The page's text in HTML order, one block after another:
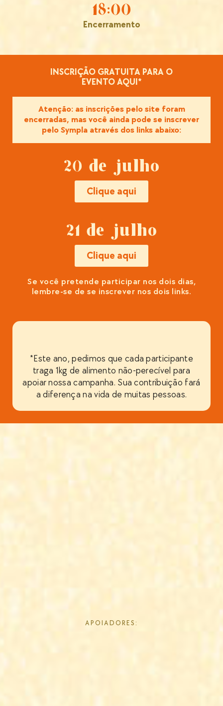
18:00
Encerramento
INSCRIÇÃO GRATUITA PARA O
EVENTO AQUI*
Atenção: as inscrições pelo site foram
encerradas, mas você ainda pode se inscrever
pelo Sympla através dos links abaixo:
20 de julho
Clique aqui
21 de julho
Clique aqui
Se você pretende participar nos dois dias,
lembre-se de se inscrever nos dois links.
*Este ano, pedimos que cada participante
traga 1kg de alimento não-perecível para
apoiar nossa campanha. Sua contribuição fará
a diferença na vida de muitas pessoas.
APOIADORES: